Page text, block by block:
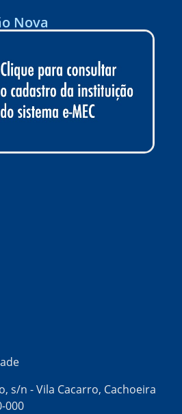
Nova
s/n - Vila Cacarro, Cachoeira
000​